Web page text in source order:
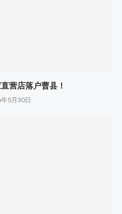
营店落户曹县！
5月30日